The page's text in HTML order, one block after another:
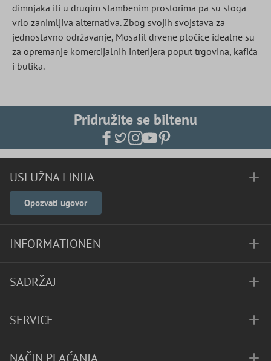
dimnjaka ili u drugim stambenim prostorima pa su stoga
vrlo zanimljiva alternativa. Zbog svojih svojstava za
jednostavno održavanje, Mosafil drvene pločice idealne su
za opremanje komercijalnih interijera poput trgovina, kafića
i butika.
Pridružite se biltenu
USLUŽNA LINIJA
Opozvati ugovor
INFORMATIONEN
SADRŽAJ
SERVICE